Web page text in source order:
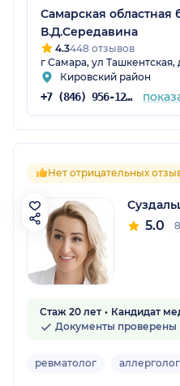
Самарская областная
В.Д.Середавина
4.3448 отзывов
г Самара, ул Ташкентская,
Кировский район
+7 (846) 956-12-15
Нет отрицательных
5.0
Стаж 20 лет
Кандидат
Документы проверены
ревматолог